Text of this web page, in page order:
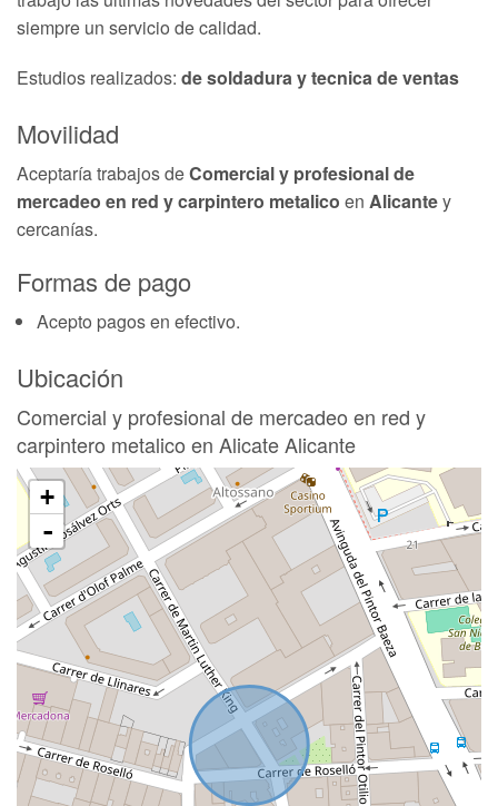
siempre un servicio de calidad.
Estudios realizados: de soldadura y tecnica de ventas
Movilidad
Aceptaría trabajos deComercial y profesional de
mercadeo en red y carpintero metalico en Alicantey
cercanías.
Formas de pago
Acepto pagos en efectivo.
Ubicación
Comercial y profesional de mercadeo en red y
carpintero metalico en Alicate Alicante
+
-